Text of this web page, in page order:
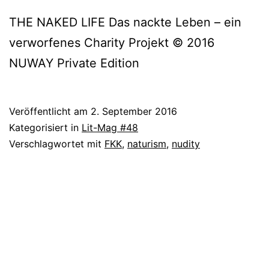
THE NAKED LIFE Das nackte Leben – ein
verworfenes Charity Projekt © 2016
NUWAY Private Edition
Veröffentlicht am 2. September 2016
Kategorisiert in Lit-Mag #48
Verschlagwortet mit FKK, naturism, nudity